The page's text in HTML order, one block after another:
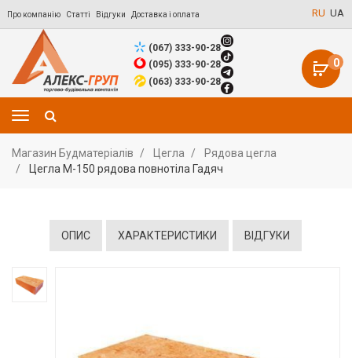
Про компанію Статті Відгуки Доставка і оплата RU UA
0
(067) 333-90-28
(095) 333-90-28
(063) 333-90-28
Магазин Будматеріалів Цегла
Рядова цегла
Цегла М-150 рядова повнотіла Гадяч
ОПИС ХАРАКТЕРИСТИКИ ВІДГУКИ